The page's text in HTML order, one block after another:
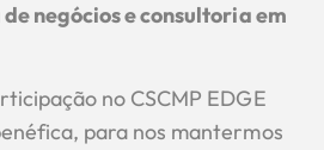
negócios e consultoria em
no CSCMP EDGE
para nos mantermos